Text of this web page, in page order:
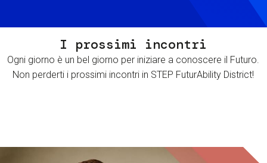
I prossimi incontri
Ogni giorno è un bel giorno per iniziare a conoscere il Futuro.
Non perderti i prossimi incontri in STEP FuturAbility District!